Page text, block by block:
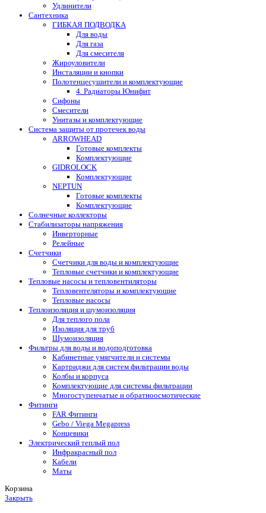
Удлинители
Сантехника
ГИБКАЯ ПОДВОДКА
Для воды
Для газа
Для смесителя
Жироуловители
Инсталяции и кнопки
Полотенцесушители и комплектующие
4. Радиаторы Юнифит
Сифоны
Смесители
Унитазы и комплектующие
Система защиты от протечек воды
ARROWHEAD
Готовые комплекты
Комплектующие
GIDROLOCK
Комплектующие
NEPTUN
Готовые комплекты
Комплектующие
Солнечные коллекторы
Стабилизаторы напряжения
Инверторные
Релейные
Счетчики
Счетчики для воды и комплектующие
Тепловые счетчики и комплектующие
Тепловые насосы и тепловентиляторы
Тепловентеляторы и комплектующие
Тепловые насосы
Теплоизоляция и шумоизоляция
Для теплого пола
Изоляция для труб
Шумоизоляция
Фильтры для воды и водоподготовка
Кабинетные умягчители и системы
Картриджи для систем фильтрации воды
Колбы и корпуса
Комплектующие для системы фильтрации
Многоступенчатые и обратноосмотические
Фитинги
FAR Фитинги
Gebo / Viega Megapress
Концевики
Электрический теплый пол
Инфракрасный пол
Кабели
Маты
Корзина
Закрыть